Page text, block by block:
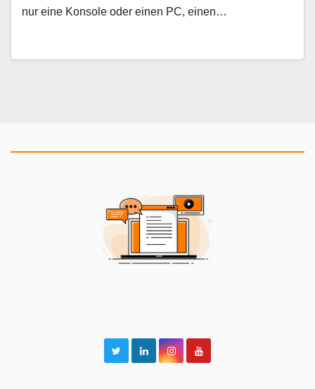
nur eine Konsole oder einen PC, einen…